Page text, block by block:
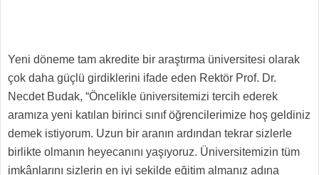
Yeni döneme tam akredite bir araştırma üniversitesi olarak
çok daha güçlü girdiklerini ifade eden Rektör Prof. Dr.
Necdet Budak, “Öncelikle üniversitemizi tercih ederek
aramıza yeni katılan birinci sınıf öğrencilerimize hoş geldiniz
demek istiyorum. Uzun bir aranın ardından tekrar sizlerle
birlikte olmanın heyecanını yaşıyoruz. Üniversitemizin tüm
imkânlarını sizlerin en iyi şekilde eğitim almanız adına